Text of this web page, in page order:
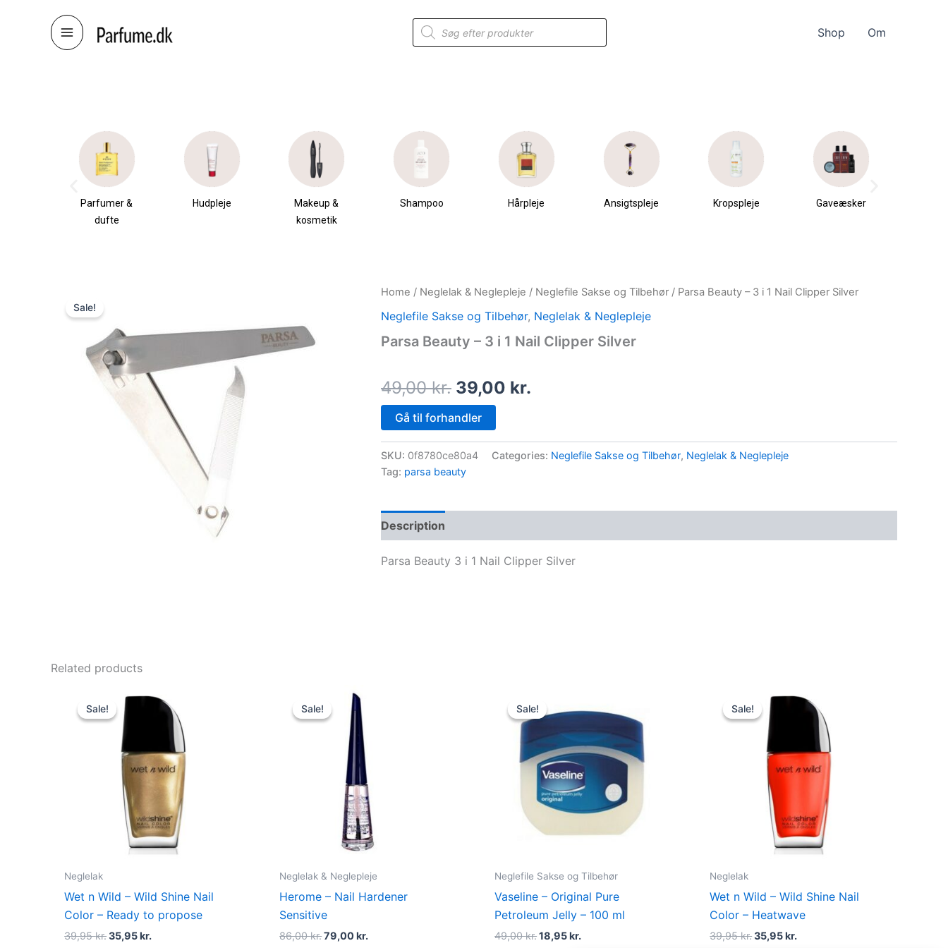
Products
search
Shop Om
Parfumer &
dufte
Hudpleje
Makeup &
kosmetik
Shampoo Hårpleje Ansigtspleje Kropspleje Gaveæsker
Sale!
Home / Neglelak & Neglepleje / Neglefile Sakse og Tilbehør / Parsa Beauty – 3 i 1 Nail Clipper Silver
Neglefile Sakse og Tilbehør, Neglelak & Neglepleje
Parsa Beauty – 3 i 1 Nail Clipper Silver
49,00kr.
Original
price
was:
49,00 kr..
39,00 kr.
Current
price
is:
Gå til forhandler
SKU: 0f8780ce80a4 Categories: Neglefile Sakse og Tilbehør, Neglelak & Neglepleje
Tag: parsa beauty
Description
Parsa Beauty 3 i 1 Nail Clipper Silver
Related products
Sale!
Sale!
Neglelak
Wet n Wild – Wild Shine Nail
Color – Ready to propose
39,95kr.
price
was:
39,95 kr..
35,95kr.
price
35,95 kr..
Sale!
Sale!
Neglelak & Neglepleje
Herome – Nail Hardener
Sensitive
86,00kr.
Original
was:
86,00 kr..
79,00kr.
Sale!
Sale!
Neglefile Sakse og Tilbehør
Vaseline – Original Pure
Petroleum Jelly – 100 ml
49,00kr.
was:
18,95kr.
is:
Sale!
Sale!
Neglelak
Wet n Wild – Wild Shine Nail
Color – Heatwave
39,95kr.
price
was:
39,95 kr..
35,95kr.
price
35,95 kr..